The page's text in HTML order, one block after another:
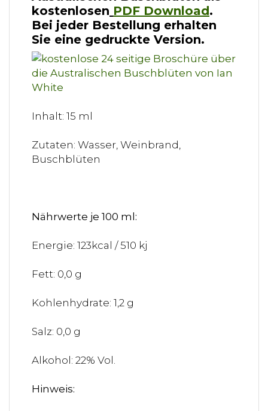
kostenlosen PDF Download.
Bei jeder Bestellung erhalten
Sie eine gedruckte Version.
Inhalt: 15 ml
Zutaten: Wasser, Weinbrand,
Buschblüten
Nährwerte je 100 ml:
Energie: 123kcal / 510 kj
Fett: 0,0 g
Kohlenhydrate: 1,2 g
Salz: 0,0 g
Alkohol: 22% Vol.
Hinweis: